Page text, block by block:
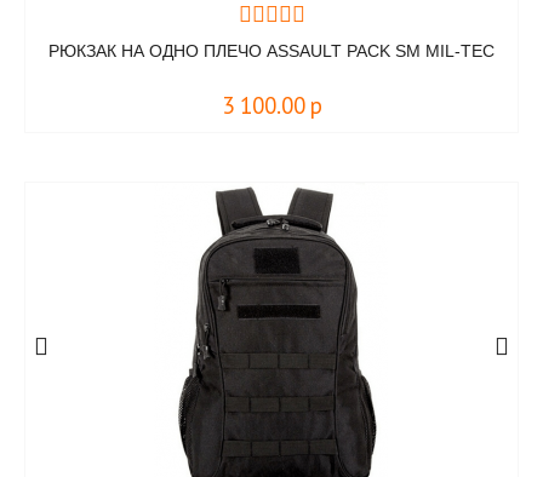
РЮКЗАК НА ОДНО ПЛЕЧО ASSAULT PACK SM MIL-TEC
3 100.00 р